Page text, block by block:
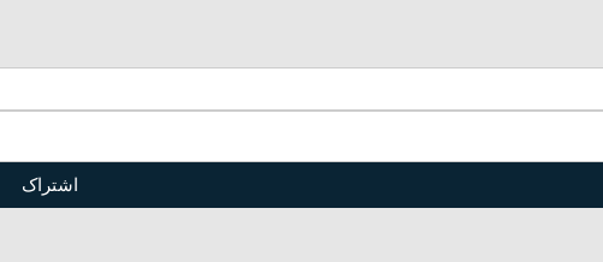
اشتراک